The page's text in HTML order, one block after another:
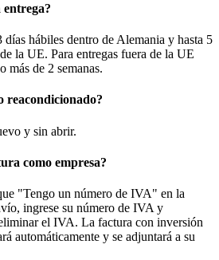
días hábiles dentro de Alemania y hasta 5
la UE. Para entregas fuera de la UE
más de 2 semanas.
reacondicionado?
y sin abrir.
como empresa?
"Tengo un número de IVA" en la
ingrese su número de IVA y
el IVA. La factura con inversión
automáticamente y se adjuntará a su